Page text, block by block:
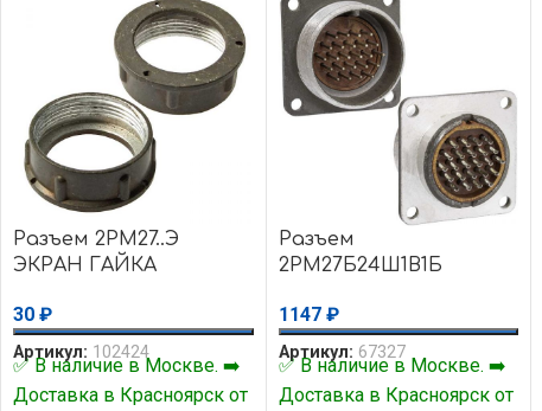
Разъем 2РМ27..Э
ЭКРАН ГАЙКА
30 ₽
Артикул: 102424
✅ В наличие в Москве. ➡️
Доставка в Красноярск от
Разъем
2РМ27Б24Ш1В1Б
1147 ₽
Артикул: 67327
✅ В наличие в Москве. ➡️
Доставка в Красноярск от